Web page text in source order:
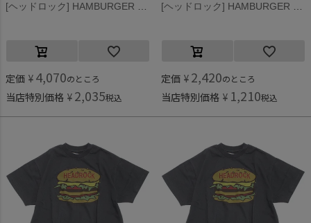
定価 ¥ 4,070のところ
当店特別価格 ¥ 2,035税込
定価 ¥ 2,420のところ
当店特別価格 ¥ 1,210税込